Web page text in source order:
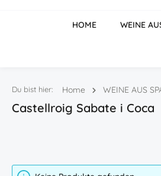
HOME WEINE
Du bist hier: Home WEINE AUS
Castellroig Sabate i Coca